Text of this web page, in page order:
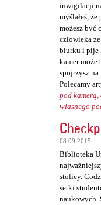
inwigilacji
myślałeś,
możesz być
człowieka
biurku i pije
kamer może
spojrzysz na
Polecamy
pod
własnego
08.09.2015
Biblioteka
stolicy.
setki
naukowych.